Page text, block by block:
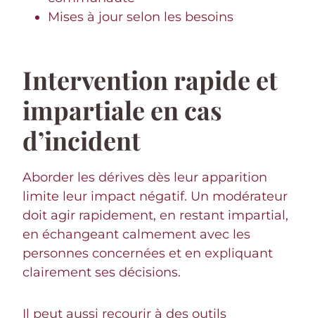
Mises à jour selon les besoins
Intervention rapide et
impartiale en cas
d’incident
Aborder les dérives dès leur apparition
limite leur impact négatif. Un modérateur
doit agir rapidement, en restant impartial,
en échangeant calmement avec les
personnes concernées et en expliquant
clairement ses décisions.
Il peut aussi recourir à des outils